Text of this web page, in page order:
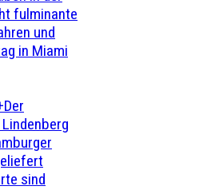
fulminante
und
in Miami
sind